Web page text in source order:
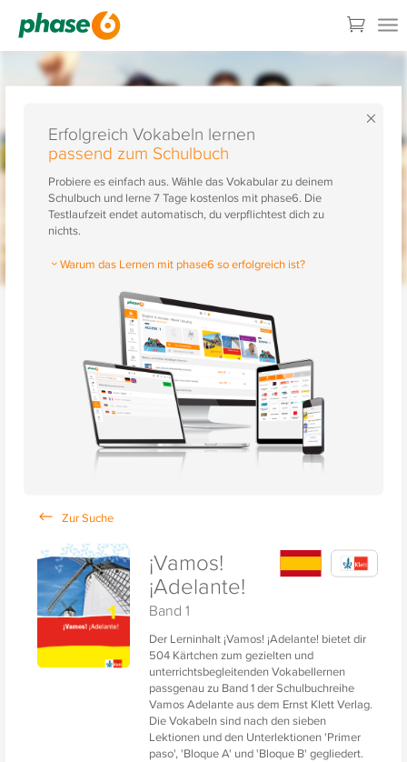
×
Erfolgreich Vokabeln lernen
passend zum Schulbuch
Probiere es einfach aus. Wähle das Vokabular zu deinem
Schulbuch und lerne 7 Tage kostenlos mit phase6. Die
Testlaufzeit endet automatisch, du verpflichtest dich zu
nichts.
Warum das Lernen mit phase6 so erfolgreich ist?
¡Vamos!
¡Adelante!
Band 1
Der Lerninhalt ¡Vamos! ¡Adelante! bietet dir
504 Kärtchen zum gezielten und
unterrichtsbegleitenden Vokabellernen
passgenau zu Band 1 der Schulbuchreihe
Vamos Adelante aus dem Ernst Klett Verlag.
Die Vokabeln sind nach den sieben
Lektionen und den Unterlektionen 'Primer
paso', 'Bloque A' und 'Bloque B' gegliedert.